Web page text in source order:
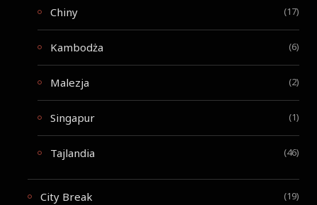
Chiny (17)
Kambodża (6)
Malezja (2)
Singapur (1)
Tajlandia (46)
City Break (19)